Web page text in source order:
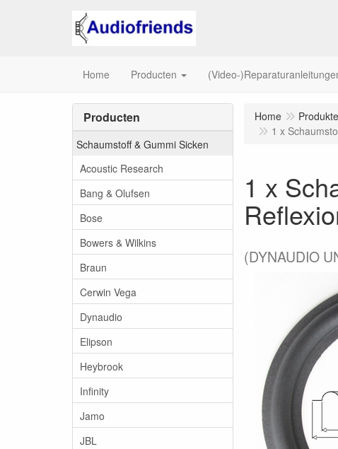
Home Producten (Video-
Producten
Schaumstoff & Gummi Sicken
Acoustic Research
Bang & Olufsen
Bose
Bowers & Wilkins
Braun
Cerwin Vega
Dynaudio
Elipson
Heybrook
Infinity
Jamo
JBL
Home Produkte
1 x
1 x
(DYNAUDIO